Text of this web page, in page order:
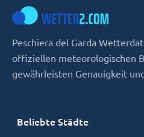
Peschiera del Garda
offiziellen meteorologischen
gewährleisten Genauigkeit
Beliebte Städte